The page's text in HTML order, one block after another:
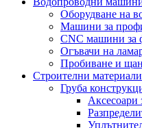
Оборудване на
Машини за
CNC машини за
Огъвачи на
Пробиване и
Строителни материали
Груба
Аксесоари